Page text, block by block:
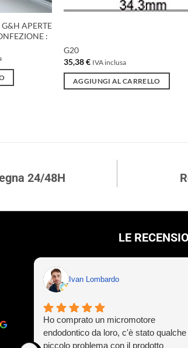
APERTE
:
G20
35,38€ IVA inclusa
AGGIUNGI AL CARRELLO
24/48H
LE
Ivan Lombardo
Ho comprato un micromotore
endodontico da loro, c'è stato qualche
piccolo problema con il prodotto